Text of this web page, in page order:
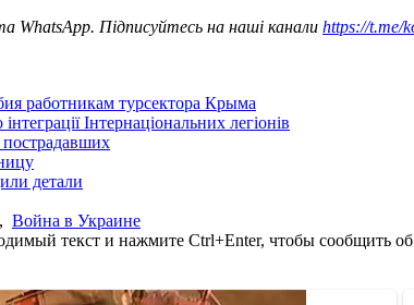
WhatsApp. Підписуйтесь на наші канали https://t.me/
работникам турсектора Крыма
Інтернаціональних легіонів
детали
, Война в Украине
текст и нажмите Ctrl+Enter, чтобы сообщить